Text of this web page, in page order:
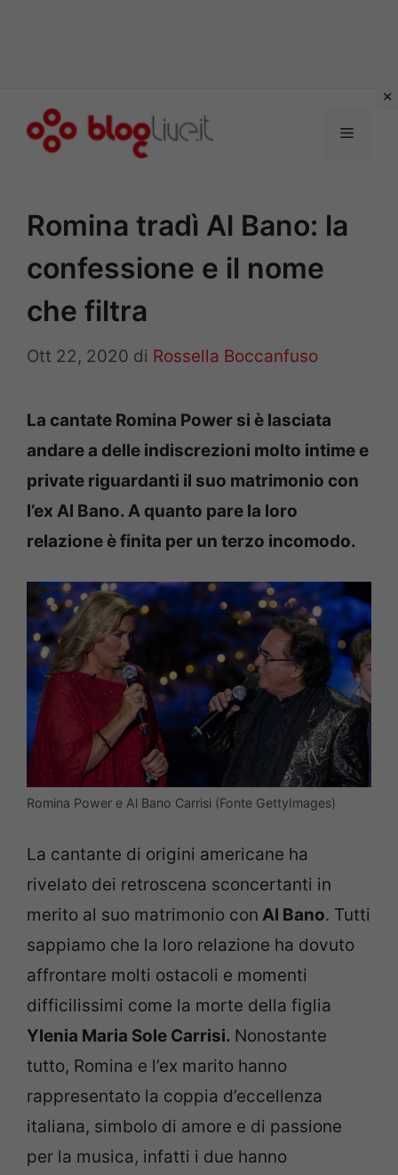
Menu
Romina tradì Al Bano: la
confessione e il nome
che filtra
Ott 22, 2020 di Rossella Boccanfuso
La cantate Romina Power si è lasciata
andare a delle indiscrezioni molto intime e
private riguardanti il suo matrimonio con
l’ex Al Bano. A quanto pare la loro
relazione è finita per un terzo incomodo.
Romina Power e Al Bano Carrisi (Fonte GettyImages)
La cantante di origini americane ha
rivelato dei retroscena sconcertanti in
merito al suo matrimonio con Al Bano. Tutti
sappiamo che la loro relazione ha dovuto
affrontare molti ostacoli e momenti
difficilissimi come la morte della figlia
Ylenia Maria Sole Carrisi. Nonostante
tutto, Romina e l’ex marito hanno
rappresentato la coppia d’eccellenza
italiana, simbolo di amore e di passione
per la musica, infatti i due hanno